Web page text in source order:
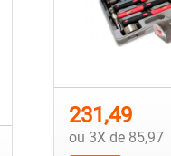
231,49
ou 3X de 85,97